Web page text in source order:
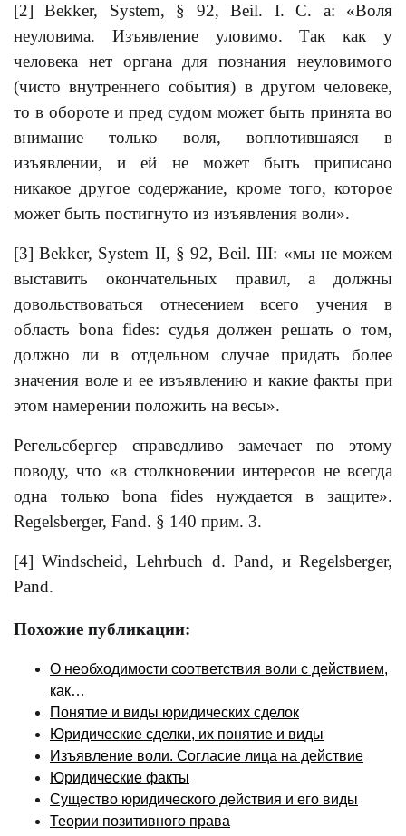
[2] Bekker, System, § 92, Beil. I. С. a: «Воля
неуловима. Изъявление уловимо. Так как y
человека нет органа для познания неуловимого
(чисто внутреннего события) в другом человеке,
то в обороте и пред судом может быть принята во
внимание только воля, воплотившаяся в
изъявлении, и ей не может быть приписано
никакое другое содержание, кроме того, которое
может быть постигнуто из изъявления воли».
[3] Bekker, System II, § 92, Beil. III: «мы не можем
выставить окончательных правил, a должны
довольствоваться отнесением всего учения в
область bona fidеs: судья должен решать о том,
должно ли в отдельном случае придать более
значения воле и ее изъявлению и какие факты при
этом намерении положить на весы».
Регельсбергер справедливо замечает по этому
поводу, что «в столкновении интересов не всегда
одна только bona fides нуждается в защите».
Regelsberger, Fand. § 140 прим. 3.
[4] Windscheid, Lehrbuch d. Pand, и Regelsberger,
Pand.
Похожие публикации:
О необходимости соответствия воли с действием,
как…
Понятие и виды юридических сделок
Юридические сделки, их понятие и виды
Изъявление воли. Согласие лица на действие
Юридические факты
Существо юридического действия и его виды
Теории позитивного права